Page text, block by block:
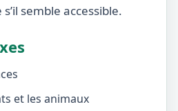
semble accessible.
et les animaux